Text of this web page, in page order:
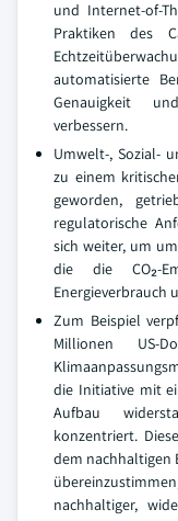
und Internet-of-
Praktiken des
automatisierte
Genauigkeit
verbessern.
Umwelt-, Sozial-
zu einem
geworden,
regulatorische
sich weiter, um
die die CO₂-
Energieverbrauch
Zum Beispiel
Millionen
die Initiative mit
Aufbau
konzentriert.
dem nachhaltigen
nachhaltiger,